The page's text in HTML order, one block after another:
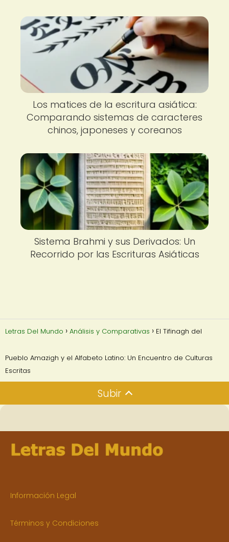
Los matices de la escritura asiática:
Comparando sistemas de caracteres
chinos, japoneses y coreanos
Sistema Brahmi y sus Derivados: Un
Recorrido por las Escrituras Asiáticas
Letras Del Mundo Análisis y Comparativas El Tifinagh del
Pueblo Amazigh y el Alfabeto Latino: Un Encuentro de Culturas
Escritas
Subir
Información Legal
Términos y Condiciones